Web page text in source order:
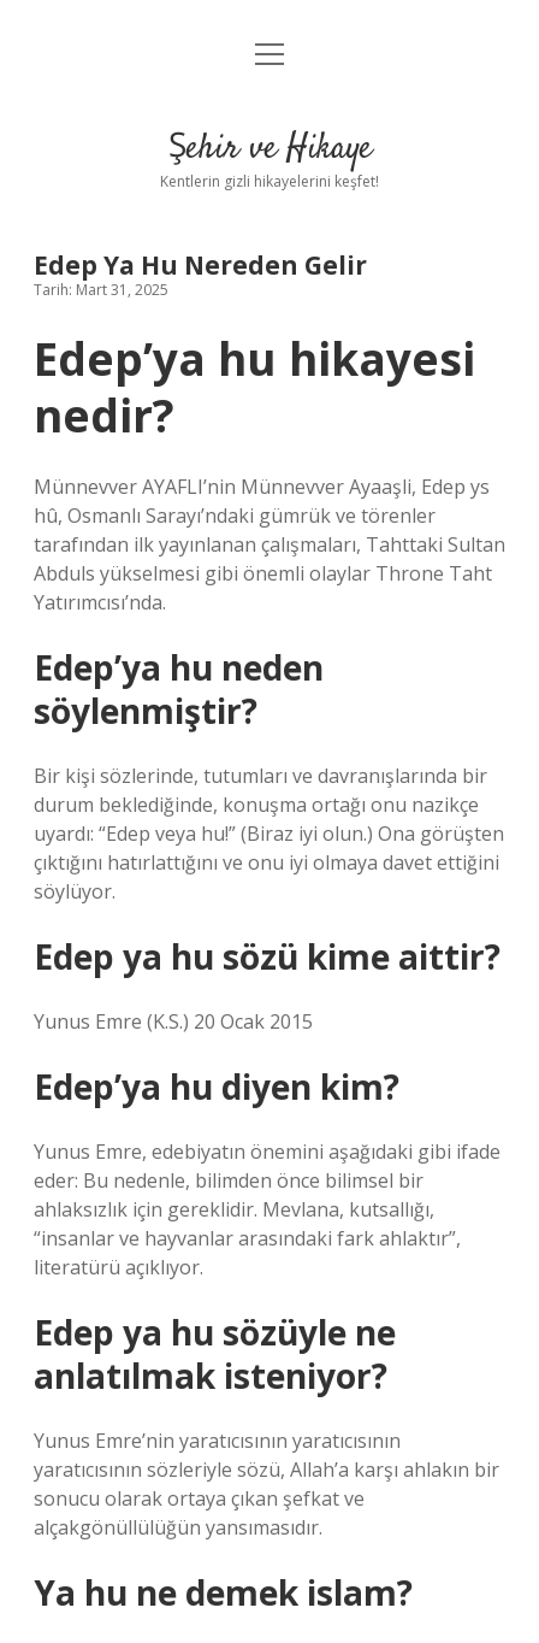
Anasayfa
Yasal Uyarı
menüyü
Şehir ve Hikaye
Kentlerin gizli hikayelerini keşfet!
Edep Ya Hu Nereden Gelir
Tarih: Mart 31, 2025
Edep’ya hu hikayesi
nedir?
Münnevver AYAFLI’nin Münnevver Ayaaşli, Edep ys
hû, Osmanlı Sarayı’ndaki gümrük ve törenler
tarafından ilk yayınlanan çalışmaları, Tahttaki Sultan
Abduls yükselmesi gibi önemli olaylar Throne Taht
Yatırımcısı’nda.
Edep’ya hu neden
söylenmiştir?
Bir kişi sözlerinde, tutumları ve davranışlarında bir
durum beklediğinde, konuşma ortağı onu nazikçe
uyardı: “Edep veya hu!” (Biraz iyi olun.) Ona görüşten
çıktığını hatırlattığını ve onu iyi olmaya davet ettiğini
söylüyor.
Edep ya hu sözü kime aittir?
Yunus Emre (K.S.) 20 Ocak 2015
Edep’ya hu diyen kim?
Yunus Emre, edebiyatın önemini aşağıdaki gibi ifade
eder: Bu nedenle, bilimden önce bilimsel bir
ahlaksızlık için gereklidir. Mevlana, kutsallığı,
“insanlar ve hayvanlar arasındaki fark ahlaktır”,
literatürü açıklıyor.
Edep ya hu sözüyle ne
anlatılmak isteniyor?
Yunus Emre’nin yaratıcısının yaratıcısının
yaratıcısının sözleriyle sözü, Allah’a karşı ahlakın bir
sonucu olarak ortaya çıkan şefkat ve
alçakgönüllülüğün yansımasıdır.
Ya hu ne demek islam?